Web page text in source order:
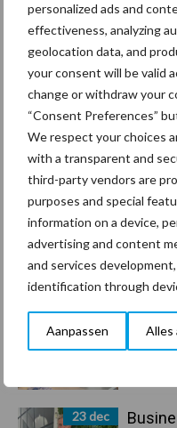
personalized ads and
effectiveness, analyzing
geolocation data, and
your consent will be valid
change or withdraw your
“Consent Preferences”
We respect your choices
with a transparent and
third-party vendors are
purposes and special
information on a device,
advertising and content
and services
identification through
Aanpassen Alles
Primaire
Sidebar
Recent nieuws
maren
29 dec
maar
24 dec
23 dec